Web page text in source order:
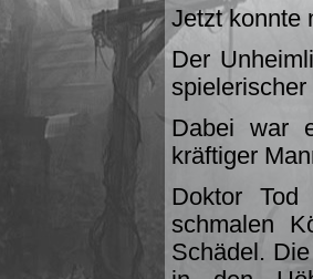
Jetzt konnte
Der
Dabei war
kräftiger
Doktor
schmalen
Schädel.